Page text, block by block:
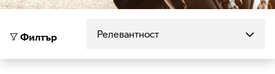
Филтър